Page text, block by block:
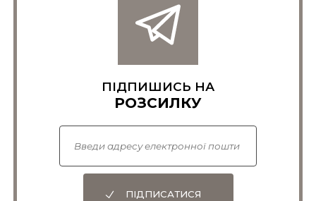
ПІДПИШИСЬ НА
РОЗСИЛКУ
ПІДПИСАТИСЯ